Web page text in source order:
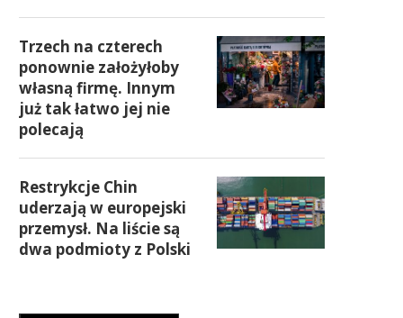
Trzech na czterech
ponownie założyłoby
własną firmę. Innym
już tak łatwo jej nie
polecają
Restrykcje Chin
uderzają w europejski
przemysł. Na liście są
dwa podmioty z Polski